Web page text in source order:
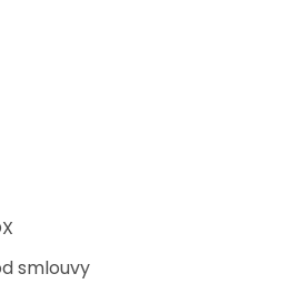
smlouvy